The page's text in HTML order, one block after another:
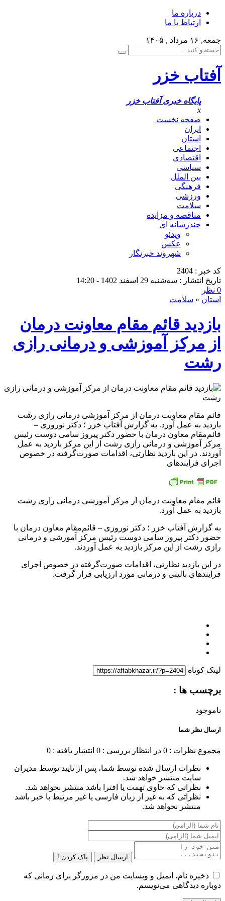
درباره ما
ارتباط با ما
جمعه, ۱۶ مرداد , ۱۴۰۵
آفتاب خزر
پایگاه خبری آفتاب خزر
x
صفحه نخست
ایران
استان
اجتماعی
اقتصادی
سیاسی
بین الملل
فرهنگی
ورزشی
سلامت
مناقصه و مزایده
چندرسانه ای
ویدئو
عکس
شهروند خبرنگار
کد خبر : 2404
تاریخ انتشار : سه‌شنبه 29 اسفند 1402 - 14:20
0 نظر
استان « سلامت
بازدید قائم مقام معاونت درمان
از مرکز آموزشی و درمانی رازی
رشت
قائم مقام معاونت درمان از مرکز آموزشی درمانی رازی رشت
بازدید به عمل آورد. به گزارش آفتاب خزر ؛ دکتر نوروزی –
قائم‌مقام معاون درمان با حضور دکتر پیروز سامی دوست رئیس
مرکز آموزشی و درمانی رازی رشت از این مرکز بازدید به عمل
آوردند. در این بازدید نظارتی، اقدامات صورت‌گرفته در خصوص
اجرای فرایندهای
قائم مقام معاونت درمان از مرکز آموزشی درمانی رازی رشت
بازدید به عمل آورد.
به گزارش آفتاب خزر ؛ دکتر نوروزی – قائم‌مقام معاون درمان با
حضور دکتر پیروز سامی دوست رئیس مرکز آموزشی و درمانی
رازی رشت از این مرکز بازدید به عمل آوردند.
در این بازدید نظارتی، اقدامات صورت‌گرفته در خصوص اجرای
فرایندهای بالینی و درمانی مورد ارزیابی قرار گرفت.
لینک کوتاه
برچسب ها :
ناموجود
ارسال نظر شما
مجموع نظرات : 0 در انتظار بررسی : 0 انتشار یافته : 0
نظرات ارسال شده توسط شما، پس از تایید توسط مدیران
سایت منتشر خواهد شد.
نظراتی که حاوی تهمت یا افترا باشد منتشر نخواهد شد.
نظراتی که به غیر از زبان فارسی یا غیر مرتبط با خبر باشد
منتشر نخواهد شد.
ارسال نظر پاک کردن !
ذخیره نام، ایمیل و وبسایت من در مرورگر برای زمانی که
دوباره دیدگاهی می‌نویسم.